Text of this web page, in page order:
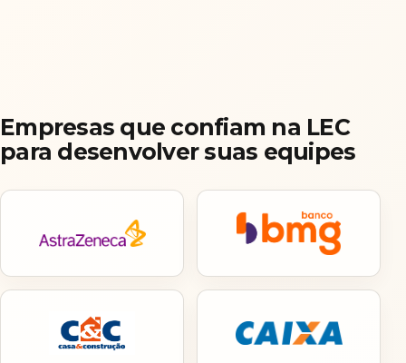
Empresas que confiam na LEC
para desenvolver suas equipes